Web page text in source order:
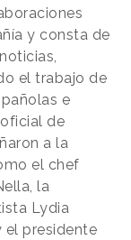
y consta de
el trabajo de
e
de
a la
el chef
la
Lydia
el presidente